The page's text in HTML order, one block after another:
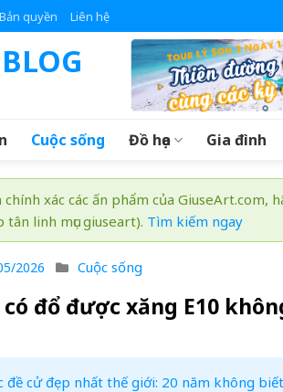
Bản quyền Liên hệ
Cuộc sống Đồ họa Gia đình
xác các ấn phẩm của GiuseArt.com,
tân linh mục giuseart). Tìm kiếm ngay
2026 Cuộc sống
đổ được xăng E10
đề cử đẹp nhất thế giới: 20 năm không